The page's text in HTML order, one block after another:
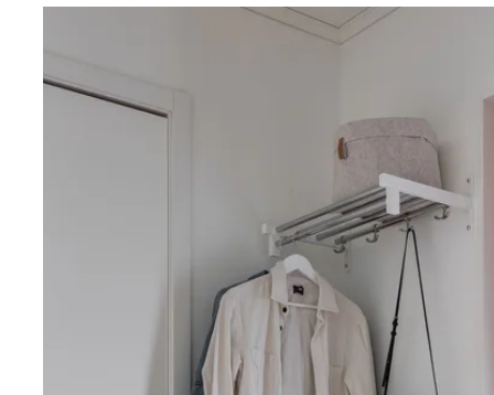
genomgående i bostaden. Vidare in i bostaden finner
I direkt anslutning till hallen finner ni badrummet i
ligger en grå plastmatta och vitt kakel satt på vägg.
utrustning som består av WC, tvättställ med
en duschhörna. Den praktiska tvätthörnan består av
torktumlare samt en överliggande arbetsbänk.
Köket är utrustat med stilsäkra val där köksinredning,